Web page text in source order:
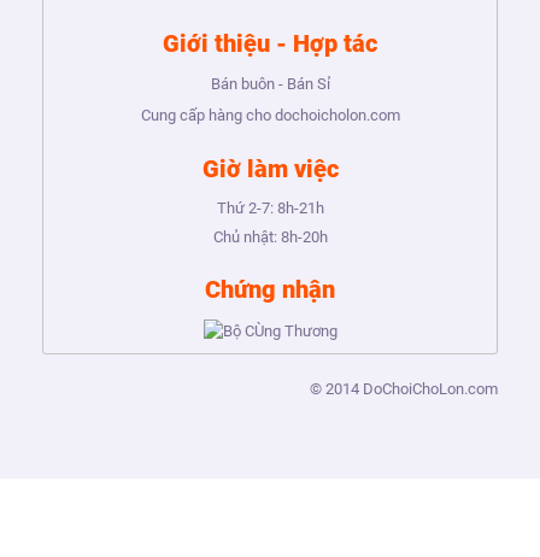
Giới thiệu - Hợp tác
Bán buôn - Bán Sỉ
Cung cấp hàng cho dochoicholon.com
Giờ làm việc
Thứ 2-7:8h-21h
Chủ nhật:8h-20h
Chứng nhận
© 2014 DoChoiChoLon.com